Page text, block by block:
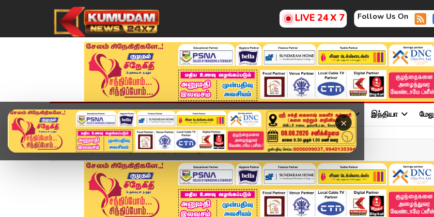
LIVE 24 X 7 Follow Us On
×
முகப்பு விளையாட்டு அண்மை தமிழ்நாடு சினிமா அரசியல் விளையாட்டு இந்தியா
Home அரசியல் ஆமை வேகத்தில் நடைபெறும் வேட்பாளர் தேர்வு: காத்த...